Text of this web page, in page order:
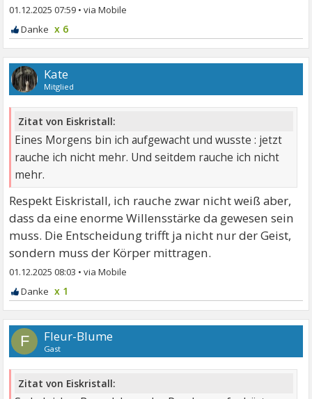
01.12.2025 07:59 •
x 6
Kate
Mitglied
Zitat von Eiskristall:
Eines Morgens bin ich aufgewacht und wusste : jetzt
rauche ich nicht mehr. Und seitdem rauche ich nicht
mehr.
Respekt Eiskristall, ich rauche zwar nicht weiß aber,
dass da eine enorme Willensstärke da gewesen sein
muss. Die Entscheidung trifft ja nicht nur der Geist,
sondern muss der Körper mittragen.
01.12.2025 08:03 •
x 1
F Fleur-Blume
Gast
Zitat von Eiskristall: